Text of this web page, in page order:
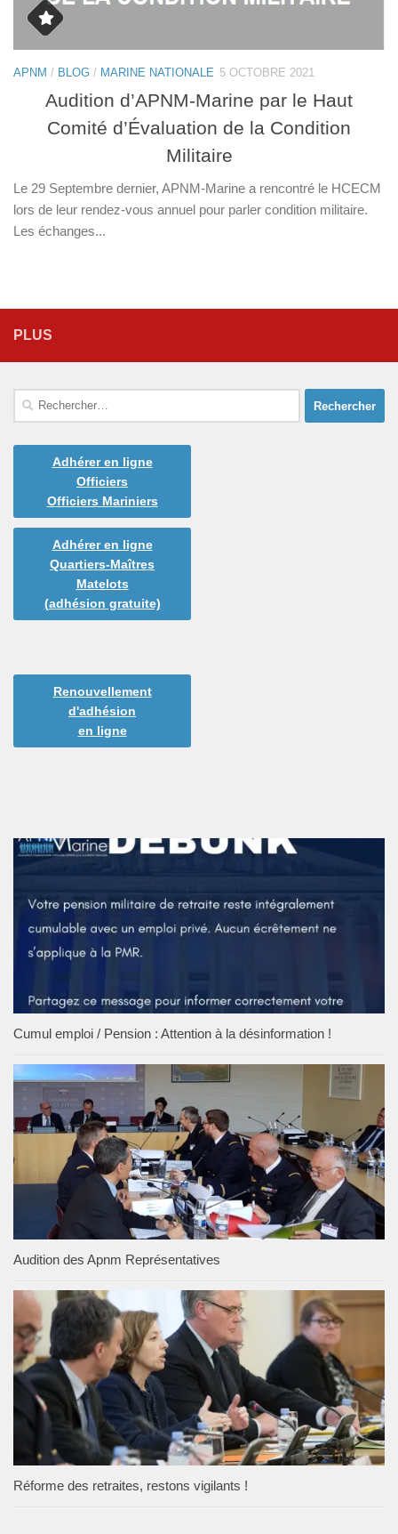
APNM / BLOG / MARINE NATIONALE 5 OCTOBRE 2021
Audition d’APNM-Marine par le Haut
Comité d’Évaluation de la Condition
Militaire
Le 29 Septembre dernier, APNM-Marine a rencontré le HCECM
lors de leur rendez-vous annuel pour parler condition militaire.
Les échanges...
PLUS
Rechercher :
Adhérer en ligne
Officiers
Officiers Mariniers
Adhérer en ligne
Quartiers-Maîtres
Matelots
(adhésion gratuite)
Renouvellement
d'adhésion
en ligne
Cumul emploi / Pension : Attention à la désinformation !
Audition des Apnm Représentatives
Réforme des retraites, restons vigilants !